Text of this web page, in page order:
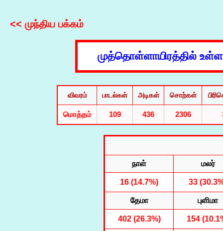
<< முந்திய பக்கம்
முத்தொள்ளாயிரத்தில்
விவரம் பாடல்கள் அடிகள் சொற்கள்
மொத்தம் 109 436 2306
நாள் மலர்
16 (14.7%) 33
தேமா புளிமா
402 (26.3%) 154